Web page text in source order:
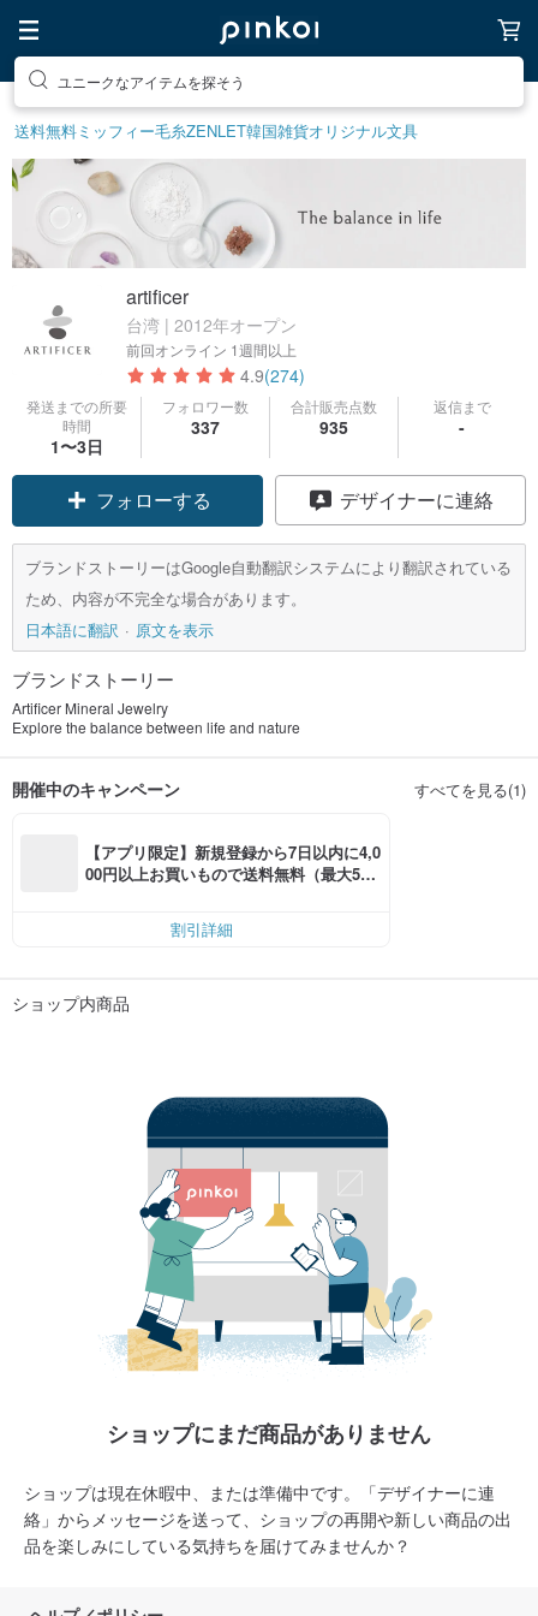
ユニークなアイテムを探そう
送料無料ミッフィー毛糸ZENLET韓国雑貨オリジナル文具
artificer
台湾 | 2012年オープン
前回オンライン 1週間以上
4.9(274)
発送までの所要
時間
1〜3日
フォロワー数
337
合計販売点数
935
返信まで
-
フォローする デザイナーに連絡
ブランドストーリーはGoogle自動翻訳システムにより翻訳されている
ため、内容が不完全な場合があります。
日本語に翻訳
原文を表示
ブランドストーリー
Artificer Mineral Jewelry
Explore the balance between life and nature
開催中のキャンペーン すべてを見る(1)
【アプリ限定】新規登録から7日以内に4,0
00円以上お買いもので送料無料（最大500
割引詳細
ショップ内商品
ショップにまだ商品がありません
ショップは現在休暇中、または準備中です。「デザイナーに連
絡」からメッセージを送って、ショップの再開や新しい商品の出
品を楽しみにしている気持ちを届けてみませんか？